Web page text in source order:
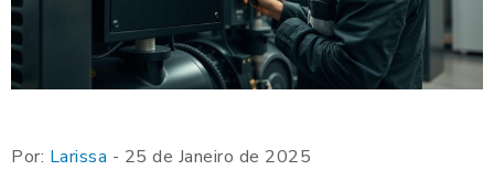
Por: Larissa - 25 de Janeiro de 2025